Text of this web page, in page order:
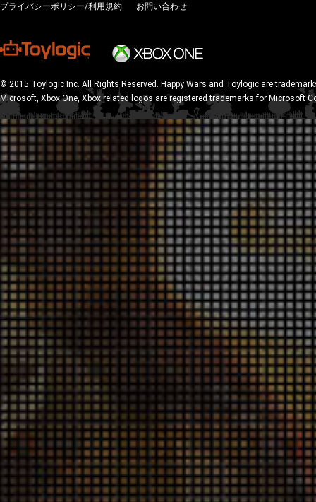
プライバシーポリシー/利用規約 お問い合わせ
© 2015 Toylogic Inc. All Rights Reserved. Happy Wars and Toylogic are
Microsoft, Xbox One, Xbox related logos are registered trademarks for Microsoft